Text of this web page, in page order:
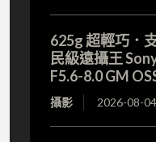
625g 超輕巧．
民級遠攝王
F5.6-8.0 GM
攝影 2026-08-04